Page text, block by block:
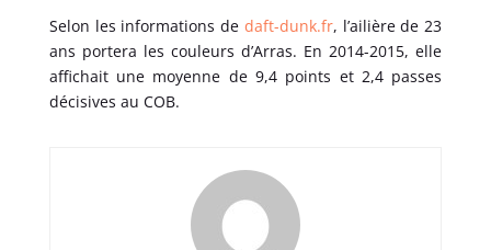
Selon les informations de daft-dunk.fr, l’ailière de 23
ans portera les couleurs d’Arras. En 2014-2015, elle
affichait une moyenne de 9,4 points et 2,4 passes
décisives au COB.